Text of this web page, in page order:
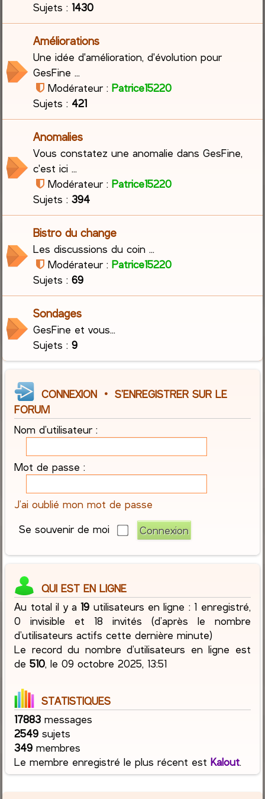
Sujets :1430
Améliorations
Une idée d'amélioration, d'évolution pour
GesFine ...
Modérateur : Patrice15220
Sujets : 421
Anomalies
Vous constatez une anomalie dans GesFine,
c'est ici ...
Modérateur : Patrice15220
Sujets :394
Bistro du change
Les discussions du coin ...
Modérateur : Patrice15220
Sujets :69
Sondages
GesFine et vous...
Sujets :9
CONNEXION •S’ENREGISTRER SUR LE
FORUM
Nom d’utilisateur :
Mot de passe :
J’ai oublié mon mot de passe
Se souvenir de moi
QUI EST EN LIGNE
Au total il y a19 utilisateurs en ligne : 1 enregistré,
0 invisible et 18 invités (d’après le nombre
d’utilisateurs actifs cette dernière minute)
Le record du nombre d’utilisateurs en ligne est
de510, le 09 octobre 2025, 13:51
STATISTIQUES
17883 messages
2549 sujets
349 membres
Le membre enregistré le plus récent estKalout.